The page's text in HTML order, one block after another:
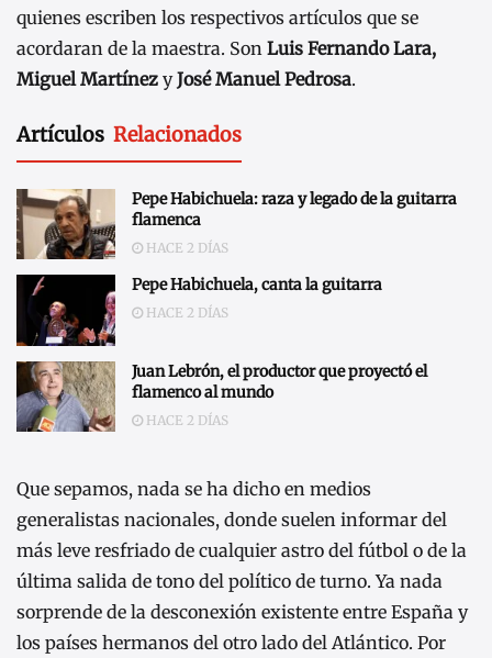
quienes escriben los respectivos artículos que se
acordaran de la maestra. Son Luis Fernando Lara,
Miguel Martínez yJosé Manuel Pedrosa.
Artículos Relacionados
Pepe Habichuela: raza y legado de la guitarra
flamenca
HACE 2 DÍAS
Pepe Habichuela, canta la guitarra
HACE 2 DÍAS
Juan Lebrón, el productor que proyectó el
flamenco al mundo
HACE 2 DÍAS
Que sepamos, nada se ha dicho en medios
generalistas nacionales, donde suelen informar del
más leve resfriado de cualquier astro del fútbol o de la
última salida de tono del político de turno. Ya nada
sorprende de la desconexión existente entre España y
los países hermanos del otro lado del Atlántico. Por